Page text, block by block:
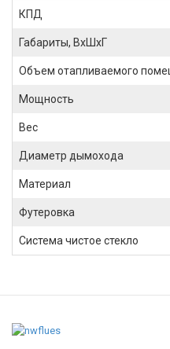
КПД
Габариты, ВхШхГ
Объем отапливаемого
Мощность
Вес
Диаметр дымохода
Материал
Футеровка
Система чистое стекло